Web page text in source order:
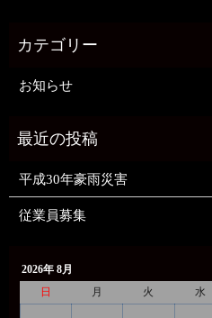
お知らせ
平成30年豪雨災害
従業員募集
2026年 8月
日
月 火 水